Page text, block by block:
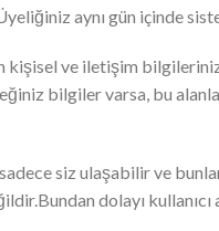
aynı gün içinde
kişisel ve iletişim
bilgiler varsa, bu
siz ulaşabilir ve
dolayı